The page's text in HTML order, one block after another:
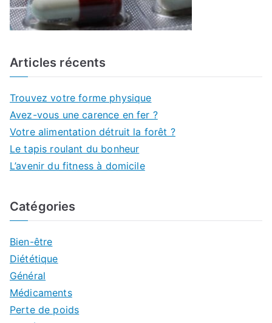
Articles récents
Trouvez votre forme physique
Avez-vous une carence en fer ?
Votre alimentation détruit la forêt ?
Le tapis roulant du bonheur
L’avenir du fitness à domicile
Catégories
Bien-être
Diététique
Général
Médicaments
Perte de poids